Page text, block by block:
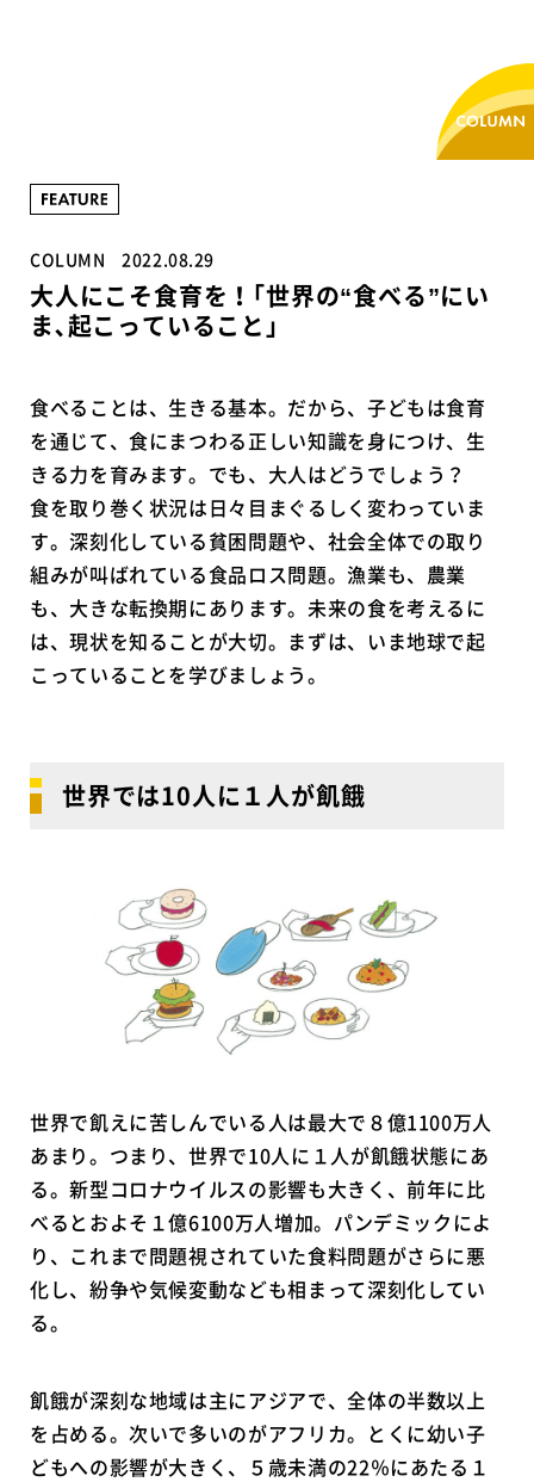
COLUMN 2022.08.29
大人にこそ食育を！｢世界の“食べる”にい
ま､起こっていること｣
食べることは、生きる基本。だから、子どもは食育
を通じて、食にまつわる正しい知識を身につけ、生
きる力を育みます。でも、大人はどうでしょう？
食を取り巻く状況は日々目まぐるしく変わっていま
す。深刻化している貧困問題や、社会全体での取り
組みが叫ばれている食品ロス問題。漁業も、農業
も、大きな転換期にあります。未来の食を考えるに
は、現状を知ることが大切。まずは、いま地球で起
こっていることを学びましょう。
世界では10人に１人が飢餓
世界で飢えに苦しんでいる人は最大で８億1100万人
あまり。つまり、世界で10人に１人が飢餓状態にあ
る。新型コロナウイルスの影響も大きく、前年に比
べるとおよそ１億6100万人増加。パンデミックによ
り、これまで問題視されていた食料問題がさらに悪
化し、紛争や気候変動なども相まって深刻化してい
る。
飢餓が深刻な地域は主にアジアで、全体の半数以上
を占める。次いで多いのがアフリカ。とくに幼い子
どもへの影響が大きく、５歳未満の22％にあたる１